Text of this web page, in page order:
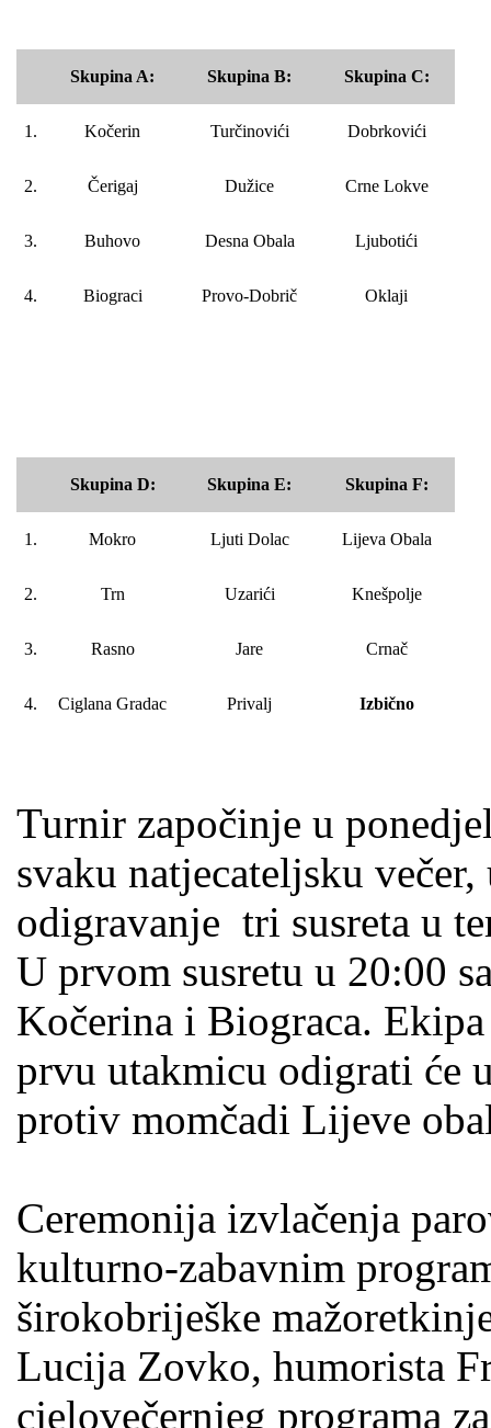
Skupina A: Skupina B: Skupina C:
1. Kočerin Turčinovići Dobrkovići
2. Čerigaj Dužice Crne Lokve
3. Buhovo Desna Obala Ljubotići
4. Biograci Provo-Dobrič Oklaji
Skupina D: Skupina E: Skupina F:
1. Mokro Ljuti Dolac Lijeva Obala
2. Trn Uzarići Knešpolje
3. Rasno Jare Crnač
4. Ciglana Gradac Privalj Izbično
Turnir započinje u
svaku natjecateljsku
odigravanje tri susreta u
U prvom susretu u 20:00
Kočerina i Biograca.
prvu utakmicu odigrati će
protiv momčadi Lijeve
Ceremonija izvlačenja
kulturno-zabavnim
širokobriješke
Lucija Zovko, humorista
cjelovečernjeg programa